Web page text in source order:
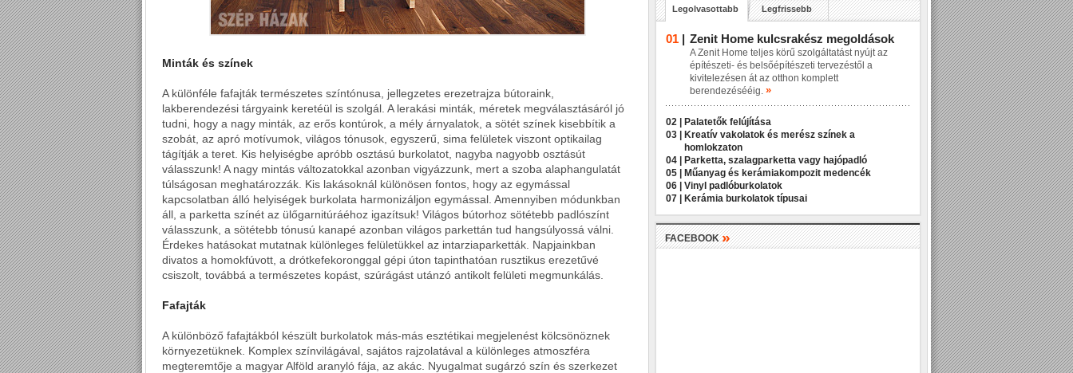
Minták és színek
A különféle fafajták természetes színtónusa, jellegzetes erezetrajza bútoraink,
lakberendezési tárgyaink keretéül is szolgál. A lerakási minták, méretek megválasztásáról jó
tudni, hogy a nagy minták, az erős kontúrok, a mély árnyalatok, a sötét színek kisebbítik a
szobát, az apró motívumok, világos tónusok, egyszerű, sima felületek viszont optikailag
tágítják a teret. Kis helyiségbe apróbb osztású burkolatot, nagyba nagyobb osztásút
válasszunk! A nagy mintás változatokkal azonban vigyázzunk, mert a szoba alaphangulatát
túlságosan meghatározzák. Kis lakásoknál különösen fontos, hogy az egymással
kapcsolatban álló helyiségek burkolata harmonizáljon egymással. Amennyiben módunkban
áll, a parketta színét az ülőgarnitúráéhoz igazítsuk! Világos bútorhoz sötétebb padlószínt
válasszunk, a sötétebb tónusú kanapé azonban világos parkettán tud hangsúlyossá válni.
Érdekes hatásokat mutatnak különleges felületükkel az intarziaparketták. Napjainkban
divatos a homokfúvott, a drótkefekoronggal gépi úton tapinthatóan rusztikus erezetűvé
csiszolt, továbbá a természetes kopást, szúrágást utánzó antikolt felületi megmunkálás.
Fafajták
A különböző fafajtákból készült burkolatok más-más esztétikai megjelenést kölcsönöznek
környezetüknek. Komplex színvilágával, sajátos rajzolatával a különleges atmoszféra
megteremtője a magyar Alföld aranyló fája, az akác. Nyugalmat sugárzó szín és szerkezet
Legolvasottabb Legfrissebb
01 | Zenit Home kulcsrakész megoldások
A Zenit Home teljes körű szolgáltatást nyújt az
építészeti- és belsőépítészeti tervezéstől a
kivitelezésen át az otthon komplett
berendezésééig. »
02 |
Palatetők felújítása
03 |
Kreatív vakolatok és merész színek a
homlokzaton
04 |
Parketta, szalagparketta vagy hajópadló
05 |
Műanyag és kerámiakompozit medencék
06 |
Vinyl padlóburkolatok
07 |
Kerámia burkolatok típusai
FACEBOOK»